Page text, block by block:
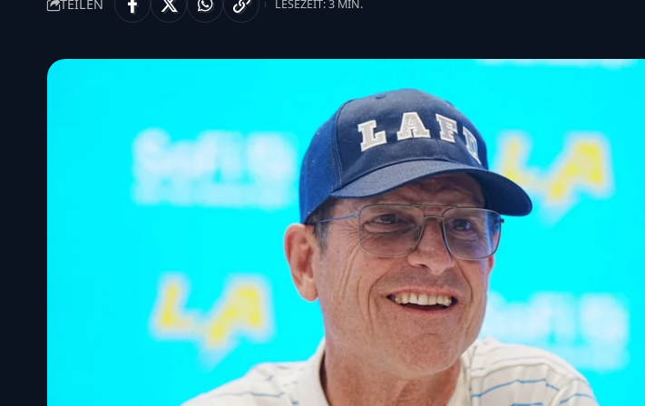
TEILEN LESEZEIT: 3 MIN.